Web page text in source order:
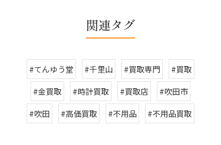
関連タグ
#てんゆう堂 #千里山 #買取専門
#買取
#金買取
#時計買取 #買取店
#吹田市
#吹田
#高価買取 #不用品 #不用品買取